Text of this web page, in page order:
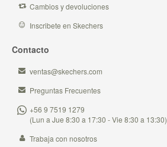
Cambios y devoluciones
Inscribete en Skechers
Contacto
ventas@skechers.com
Preguntas Frecuentes
+56 9 7519 1279
(Lun a Jue 8:30 a 17:30 - Vie 8:30 a 13:30)
Trabaja con nosotros